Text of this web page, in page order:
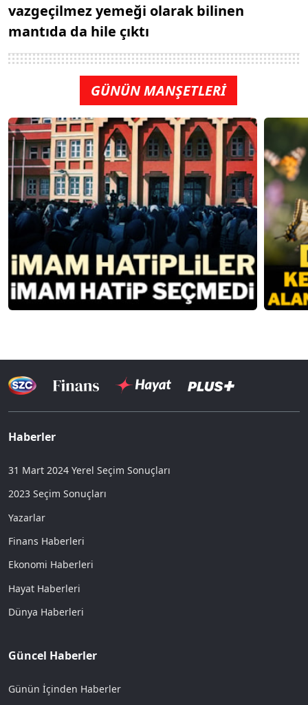
vazgeçilmez yemeği olarak bilinen
mantıda da hile çıktı
GÜNÜN MANŞETLERİ
Haberler
31 Mart 2024 Yerel Seçim Sonuçları
2023 Seçim Sonuçları
Yazarlar
Finans Haberleri
Ekonomi Haberleri
Hayat Haberleri
Dünya Haberleri
Güncel Haberler
Günün İçinden Haberler